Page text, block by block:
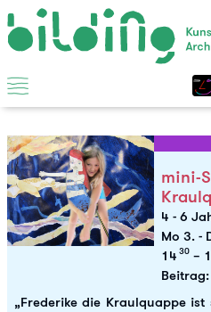
mini-
4 - 6
Mo 3.-
14 30 –
„Frederike die Kraulquappe